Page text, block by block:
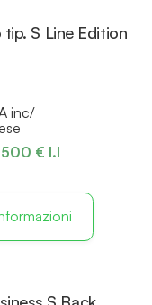
S Line Edition
inc/
€ I.I